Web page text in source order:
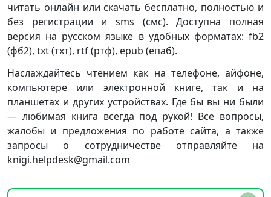
читать онлайн или скачать бесплатно, полностью и
без регистрации и sms (смс). Доступна полная
версия на русском языке в удобных форматах: fb2
(фб2), txt (тхт), rtf (ртф), epub (епаб).
Наслаждайтесь чтением как на телефоне, айфоне,
компьютере или электронной книге, так и на
планшетах и других устройствах. Где бы вы ни были
— любимая книга всегда под рукой! Все вопросы,
жалобы и предложения по работе сайта, а также
запросы о сотрудничестве отправляйте на
knigi.helpdesk@gmail.com